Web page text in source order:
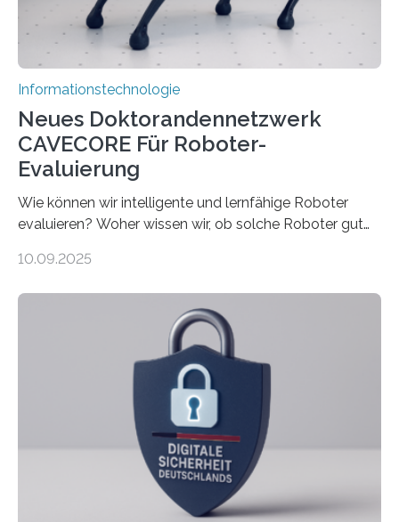
Rechenarchitekturen. Neben Quantencomputern
rücken dabei insbesondere…
Informationstechnologie
Neues Doktorandennetzwerk
CAVECORE Für Roboter-
Evaluierung
Wie können wir intelligente und lernfähige Roboter
evaluieren? Woher wissen wir, ob solche Roboter gut
sich CAVECORE – ein neues Marie Skłodowska-Curie
koordiniert wird. Ab dem 1. September werden sich
über einen Zeitraum von vier Jahren insgesamt 15
Promovierende im Rahmen von CAVECORE mit
kognitiven Robotern beschäftigen – also mit Robotern,
die mittels Sensoren ihre Umgebung erfassen,
Informationen verarbeiten und häufig auch mit…
10.09.2025